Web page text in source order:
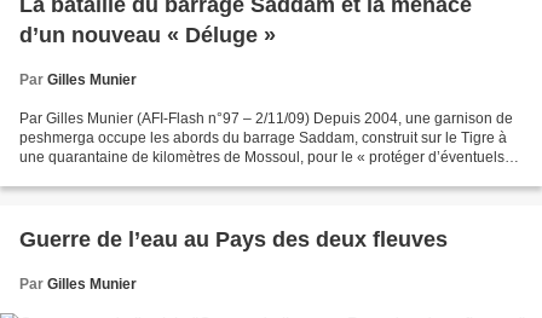
La bataille du barrage Saddam et la menace
d’un nouveau « Déluge »
Par Gilles Munier
Par Gilles Munier (AFI-Flash n°97 – 2/11/09) Depuis 2004, une garnison de
peshmerga occupe les abords du barrage Saddam, construit sur le Tigre à
une quarantaine de kilomètres de Mossoul, pour le « protéger d’éventuels
Guerre de l’eau au Pays des deux fleuves
Par Gilles Munier